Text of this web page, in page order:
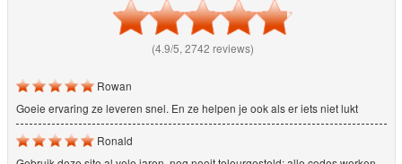
(4.9/5, 2742 reviews)
Rowan
Goeie ervaring ze leveren snel. En ze helpen je ook als er iets niet lukt
Ronald